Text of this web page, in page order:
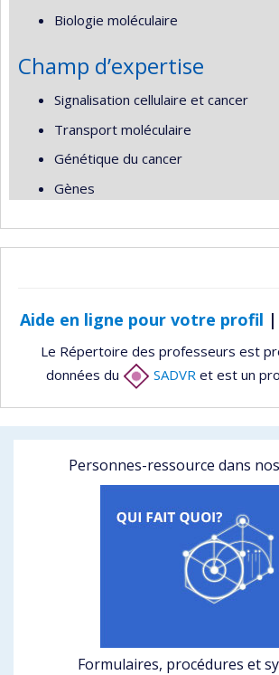
Biologie moléculaire
Champ d’expertise
Signalisation cellulaire et cancer
Transport moléculaire
Génétique du cancer
Gènes
Aide en ligne pour votre profil |
Le Répertoire des professeurs est
données du
SADVR et est un
Personnes-ressource dans
Formulaires, procédures et